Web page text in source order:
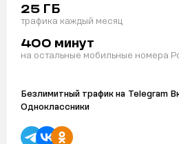
25 ГБ
трафика каждый месяц
400 минут
на остальные мобильные номера
Безлимитный трафик на Telegram
Одноклассники